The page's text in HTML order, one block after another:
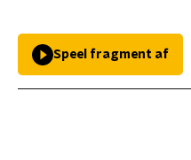
Speel fragment af